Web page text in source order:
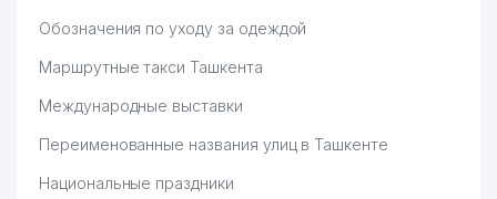
Обозначения по уходу за одеждой
Маршрутные такси Ташкента
Международные выставки
Переименованные названия улиц в Ташкенте
Национальные праздники